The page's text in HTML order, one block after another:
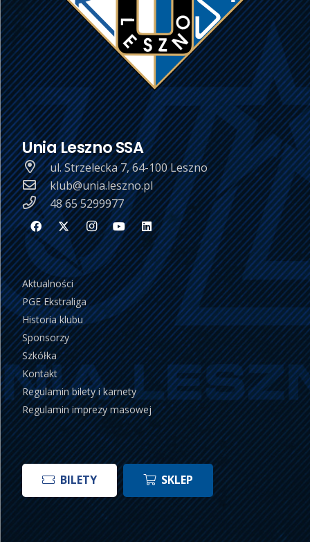
Unia Leszno SSA
ul. Strzelecka 7, 64-100 Leszno
klub@unia.leszno.pl
48 65 5299977
Aktualności
PGE Ekstraliga
Historia klubu
Sponsorzy
Szkółka
Kontakt
Regulamin bilety i karnety
Regulamin imprezy masowej
BILETY SKLEP